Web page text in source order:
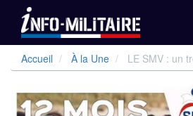
principal
Accueil
À la Une LE SMV : un